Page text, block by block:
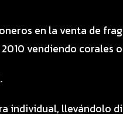
en la venta de
vendiendo corales
individual, llevándolo